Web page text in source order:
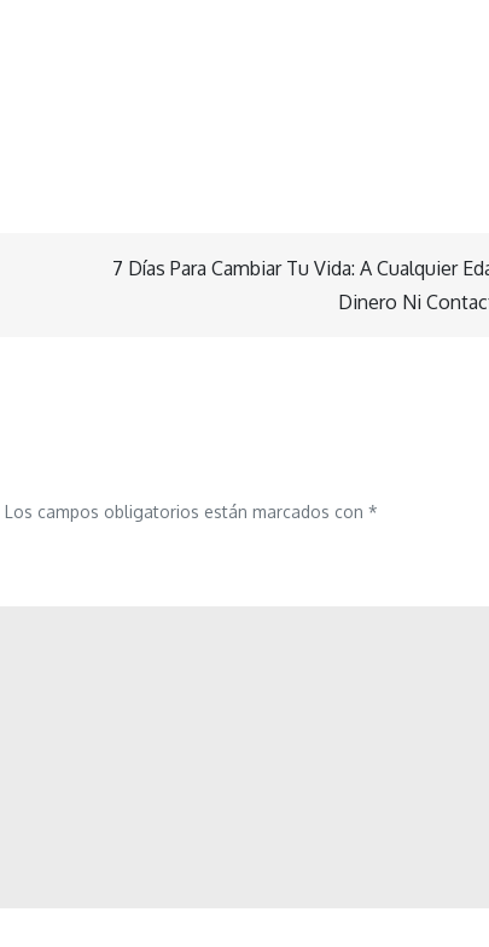
7 Días Para Cambiar Tu Vida: A Cualquier
Dinero Ni
Los campos obligatorios están marcados con *